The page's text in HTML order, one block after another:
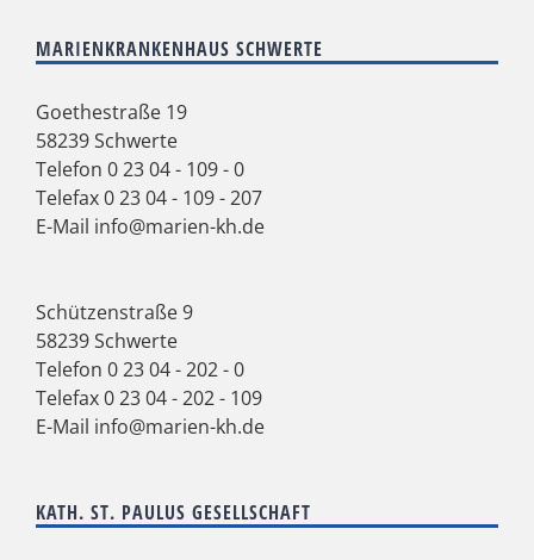
MARIENKRANKENHAUS SCHWERTE
Goethestraße 19
58239 Schwerte
Telefon 0 23 04 - 109 - 0
Telefax 0 23 04 - 109 - 207
E-Mail info@marien-kh.de
Schützenstraße 9
58239 Schwerte
Telefon 0 23 04 - 202 - 0
Telefax 0 23 04 - 202 - 109
E-Mail info@marien-kh.de
KATH. ST. PAULUS GESELLSCHAFT